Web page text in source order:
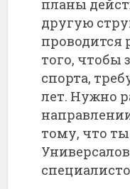
планы
другую
проводится
того, чтобы
спорта,
лет. Нужно
тому, что